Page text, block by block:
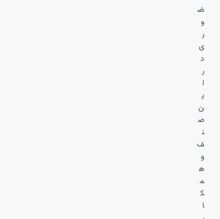
ض
و
ر
ی
د
ر
ا
ی
ن
ص
ن
ف
و
ه
م
ک
ا